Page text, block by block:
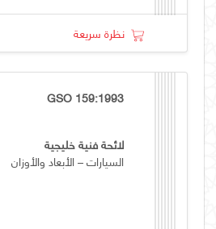
نظرة سريعة
GSO 159:1993
لائحة فنية خليجية
السيارات – الأبعاد والأوزان